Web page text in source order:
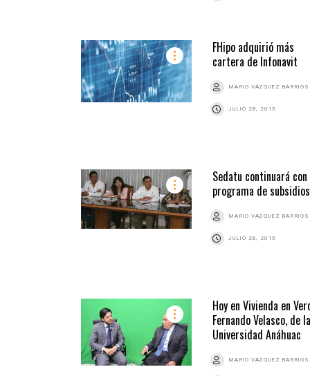
FHipo adquirió más
cartera de Infonavit
MARIO VÁZQUEZ BARRIOS
JULIO 28, 2015
Sedatu continuará con
programa de subsidios
MARIO VÁZQUEZ BARRIOS
JULIO 28, 2015
Hoy en Vivienda en
Fernando Velasco, de la
Universidad Anáhuac
MARIO VÁZQUEZ BARRIOS